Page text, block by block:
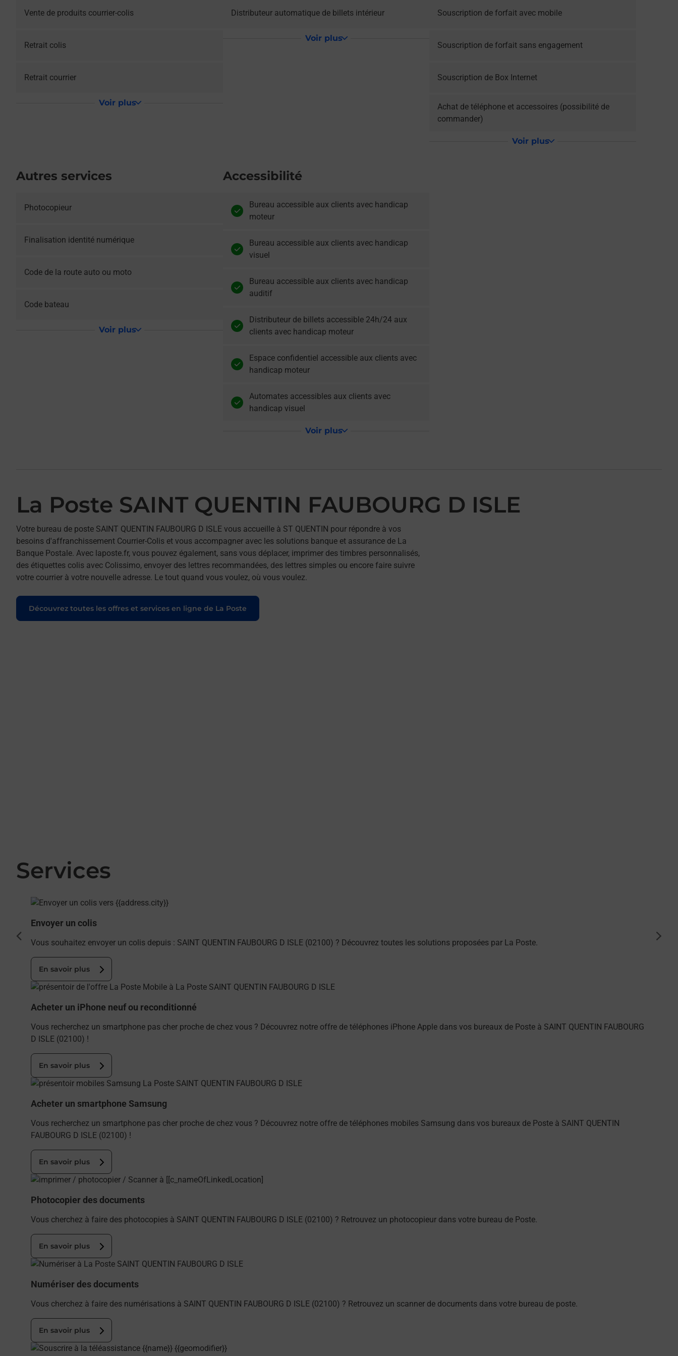
Vente de produits courrier-colis
Retrait colis
Retrait courrier
Voir plus
Distributeur automatique de billets intérieur
Voir plus
Souscription de forfait avec mobile
Souscription de forfait sans engagement
Souscription de Box Internet
Achat de téléphone et accessoires (possibilité de
commander)
Voir plus
Autres services
Photocopieur
Finalisation identité numérique
Code de la route auto ou moto
Code bateau
Voir plus
Accessibilité
Bureau accessible aux clients avec handicap
moteur
Bureau accessible aux clients avec handicap
visuel
Bureau accessible aux clients avec handicap
auditif
Distributeur de billets accessible 24h/24 aux
clients avec handicap moteur
Espace confidentiel accessible aux clients avec
handicap moteur
Automates accessibles aux clients avec
handicap visuel
Voir plus
La Poste SAINT QUENTIN FAUBOURG D ISLE
Votre bureau de poste SAINT QUENTIN FAUBOURG D ISLE vous accueille à ST QUENTIN pour répondre à vos
besoins d'affranchissement Courrier-Colis et vous accompagner avec les solutions banque et assurance de La
Banque Postale. Avec laposte.fr, vous pouvez également, sans vous déplacer, imprimer des timbres personnalisés,
des étiquettes colis avec Colissimo, envoyer des lettres recommandées, des lettres simples ou encore faire suivre
votre courrier à votre nouvelle adresse. Le tout quand vous voulez, où vous voulez.
Découvrez toutes les offres et services en ligne de La Poste
Services
En savoir plus
Envoyer un colis
Vous souhaitez envoyer un colis depuis : SAINT QUENTIN FAUBOURG D ISLE (02100) ? Découvrez toutes les solutions proposées par La Poste.
En savoir plus
En savoir plus
Acheter un iPhone neuf ou reconditionné
Vous recherchez un smartphone pas cher proche de chez vous ? Découvrez notre offre de téléphones iPhone Apple dans vos bureaux de Poste à SAINT QUENTIN FAUBOURG
D ISLE (02100) !
En savoir plus
En savoir plus
Acheter un smartphone Samsung
Vous recherchez un smartphone pas cher proche de chez vous ? Découvrez notre offre de téléphones mobiles Samsung dans vos bureaux de Poste à SAINT QUENTIN
FAUBOURG D ISLE (02100) !
En savoir plus
En savoir plus
Photocopier des documents
Vous cherchez à faire des photocopies à SAINT QUENTIN FAUBOURG D ISLE (02100) ? Retrouvez un photocopieur dans votre bureau de Poste.
En savoir plus
En savoir plus
Numériser des documents
Vous cherchez à faire des numérisations à SAINT QUENTIN FAUBOURG D ISLE (02100) ? Retrouvez un scanner de documents dans votre bureau de poste.
En savoir plus
En savoir plus